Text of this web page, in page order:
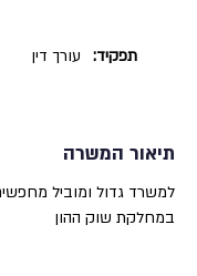
עורך דין תפקיד:
תיאור המשרה
במחלקת שוק ההון